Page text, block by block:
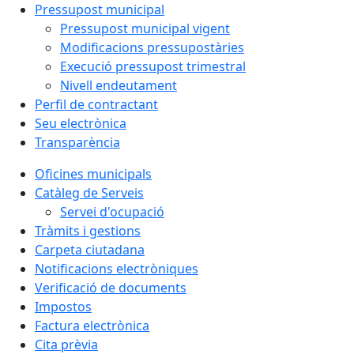
Pressupost municipal
Pressupost municipal vigent
Modificacions pressupostàries
Execució pressupost trimestral
Nivell endeutament
Perfil de contractant
Seu electrònica
Transparència
Oficines municipals
Catàleg de Serveis
Servei d'ocupació
Tràmits i gestions
Carpeta ciutadana
Notificacions electròniques
Verificació de documents
Impostos
Factura electrònica
Cita prèvia